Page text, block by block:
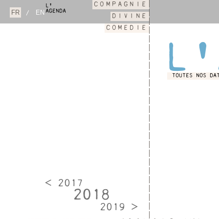
/
L'
AGENDA
COMPAGNIE
DIVINE
COMEDIE
TOUTES NOS
< 2017
2018
2019 >